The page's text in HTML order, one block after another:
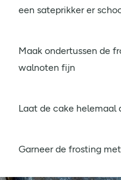
een sateprikker er
Maak ondertussen de
walnoten fijn
Laat de cake helemaal
Garneer de frosting